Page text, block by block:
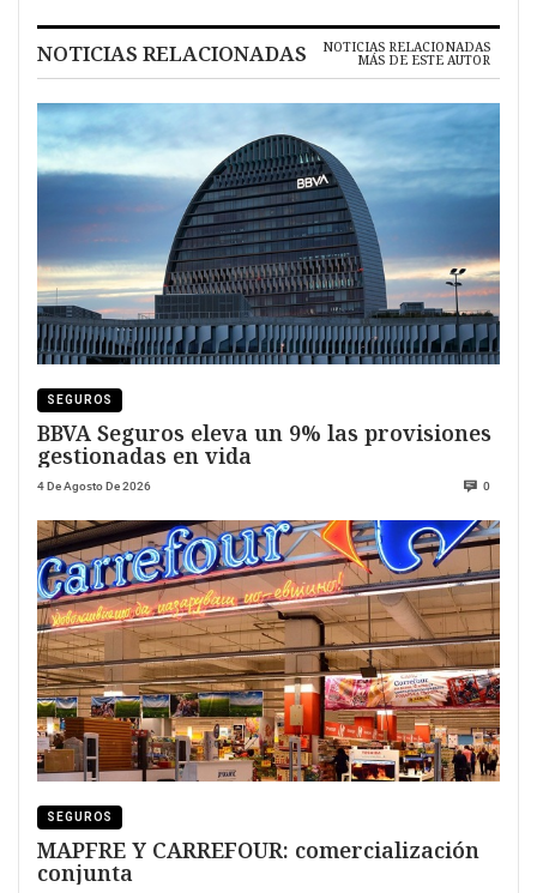
NOTICIAS RELACIONADAS NOTICIAS RELACIONADAS
MÁS DE ESTE AUTOR
SEGUROS
BBVA Seguros eleva un 9% las provisiones
gestionadas en vida
4 De Agosto De 2026 0
SEGUROS
MAPFRE Y CARREFOUR: comercialización
conjunta